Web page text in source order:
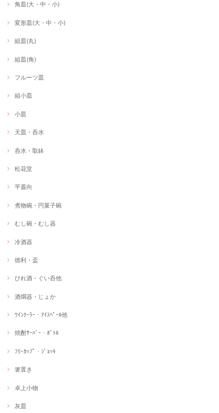
角皿(大・中・小)
変形皿(大・中・小)
組皿(丸)
組皿(角)
フルーツ皿
組小皿
小皿
天皿・呑水
呑水・取鉢
松花堂
平蓋向
煮物碗・円菓子碗
むし碗・むし器
冷酒器
徳利・盃
ひれ酒・ぐい呑他
酒燗器・じょか
ﾜｲﾝｸｰﾗｰ・ｱｲｽﾍﾟｰﾙ他
焼酎ｻｰﾊﾞｰ・ﾎﾞﾄﾙ
ﾌﾘｰｶｯﾌﾟ・ｼﾞｮｯｷ
箸置き
卓上小物
灰皿